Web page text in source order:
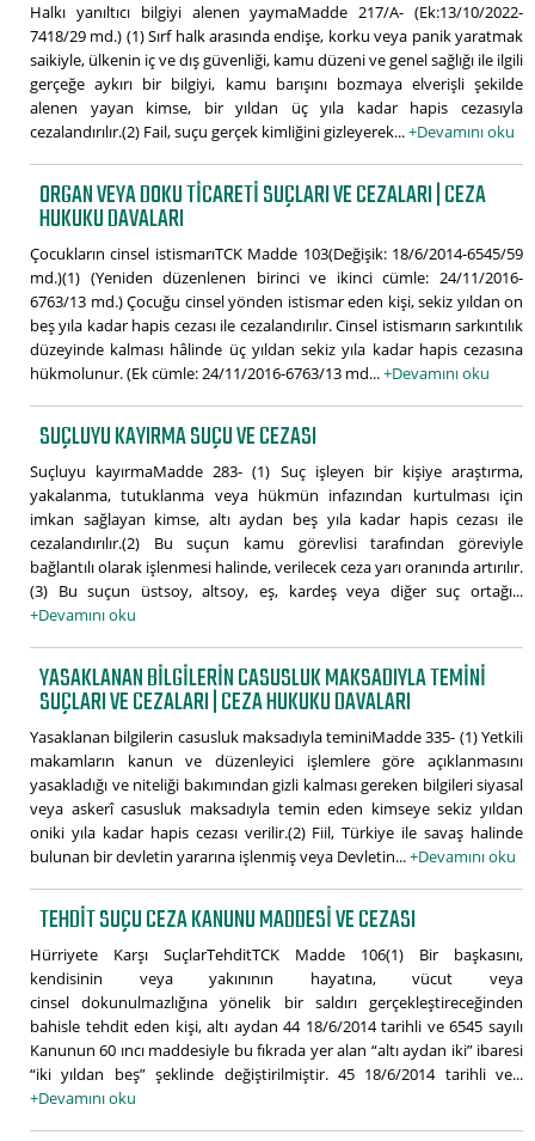
Halkı yanıltıcı bilgiyi alenen yaymaMadde 217/A- (Ek:13/10/2022-
7418/29 md.) (1) Sırf halk arasında endişe, korku veya panik yaratmak
saikiyle, ülkenin iç ve dış güvenliği, kamu düzeni ve genel sağlığı ile ilgili
gerçeğe aykırı bir bilgiyi, kamu barışını bozmaya elverişli şekilde
alenen yayan kimse, bir yıldan üç yıla kadar hapis cezasıyla
cezalandırılır.(2) Fail, suçu gerçek kimliğini gizleyerek...+Devamını oku
ORGAN VEYA DOKU TICARETI SUÇLARI VE CEZALARI | CEZA
HUKUKU DAVALARI
Çocukların cinsel istismarıTCK Madde 103(Değişik: 18/6/2014-6545/59
md.)(1) (Yeniden düzenlenen birinci ve ikinci cümle: 24/11/2016-
6763/13 md.) Çocuğu cinsel yönden istismar eden kişi, sekiz yıldan on
beş yıla kadar hapis cezası ile cezalandırılır. Cinsel istismarın sarkıntılık
düzeyinde kalması hâlinde üç yıldan sekiz yıla kadar hapis cezasına
hükmolunur. (Ek cümle: 24/11/2016-6763/13 md...+Devamını oku
SUÇLUYU KAYIRMA SUÇU VE CEZASI
Suçluyu kayırmaMadde 283- (1) Suç işleyen bir kişiye araştırma,
yakalanma, tutuklanma veya hükmün infazından kurtulması için
imkan sağlayan kimse, altı aydan beş yıla kadar hapis cezası ile
cezalandırılır.(2) Bu suçun kamu görevlisi tarafından göreviyle
bağlantılı olarak işlenmesi halinde, verilecek ceza yarı oranında artırılır.
(3) Bu suçun üstsoy, altsoy, eş, kardeş veya diğer suç ortağı...
+Devamını oku
YASAKLANAN BILGILERIN CASUSLUK MAKSADIYLA TEMINI
SUÇLARI VE CEZALARI | CEZA HUKUKU DAVALARI
Yasaklanan bilgilerin casusluk maksadıyla teminiMadde 335- (1) Yetkili
makamların kanun ve düzenleyici işlemlere göre açıklanmasını
yasakladığı ve niteliği bakımından gizli kalması gereken bilgileri siyasal
veya askerî casusluk maksadıyla temin eden kimseye sekiz yıldan
oniki yıla kadar hapis cezası verilir.(2) Fiil, Türkiye ile savaş halinde
bulunan bir devletin yararına işlenmiş veya Devletin...+Devamını oku
TEHDIT SUÇU CEZA KANUNU MADDESI VE CEZASI
Hürriyete Karşı SuçlarTehditTCK Madde 106(1) Bir başkasını,
kendisinin veya yakınının hayatına, vücut veya
cinsel dokunulmazlığına yönelik bir saldırı gerçekleştireceğinden
bahisle tehdit eden kişi, altı aydan 44 18/6/2014 tarihli ve 6545 sayılı
Kanunun 60 ıncı maddesiyle bu fıkrada yer alan “altı aydan iki” ibaresi
“iki yıldan beş” şeklinde değiştirilmiştir. 45 18/6/2014 tarihli ve...
+Devamını oku